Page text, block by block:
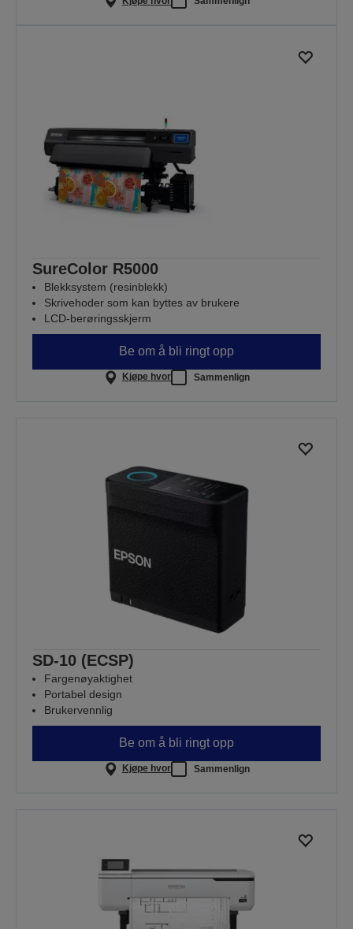
SureColor R5000
Blekksystem (resinblekk)
Skrivehoder som kan byttes av brukere
LCD-berøringsskjerm
Be om å bli ringt opp
Kjøpe hvor Sammenlign
SD-10 (ECSP)
Fargenøyaktighet
Portabel design
Brukervennlig
Be om å bli ringt opp
Kjøpe hvor Sammenlign